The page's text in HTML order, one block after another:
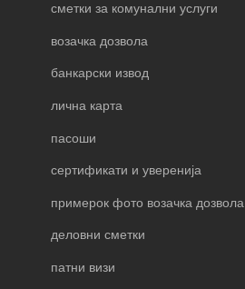
сметки за комунални услуги
возачка дозвола
банкарски извод
лична карта
пасоши
сертификати и уверенија
примерок фото возачка дозвола
деловни сметки
патни визи